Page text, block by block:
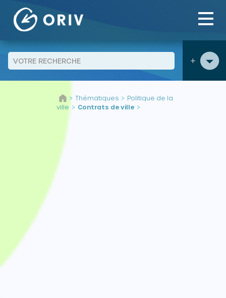
+
> Thématiques > Politique de la
ville > Contrats de ville >
Panneau de gestion des cookies